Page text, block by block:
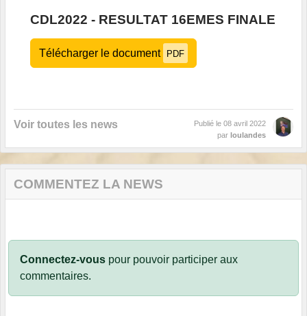
CDL2022 - RESULTAT 16EMES FINALE
Télécharger le document PDF
Voir toutes les news Publié le 08 avril 2022
par loulandes
COMMENTEZ LA NEWS
Connectez-vous pour pouvoir participer aux
commentaires.